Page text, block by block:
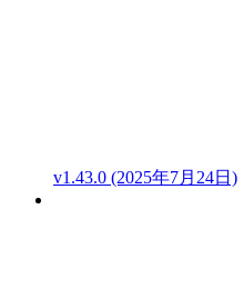
v1.43.0 (2025年7月24日)